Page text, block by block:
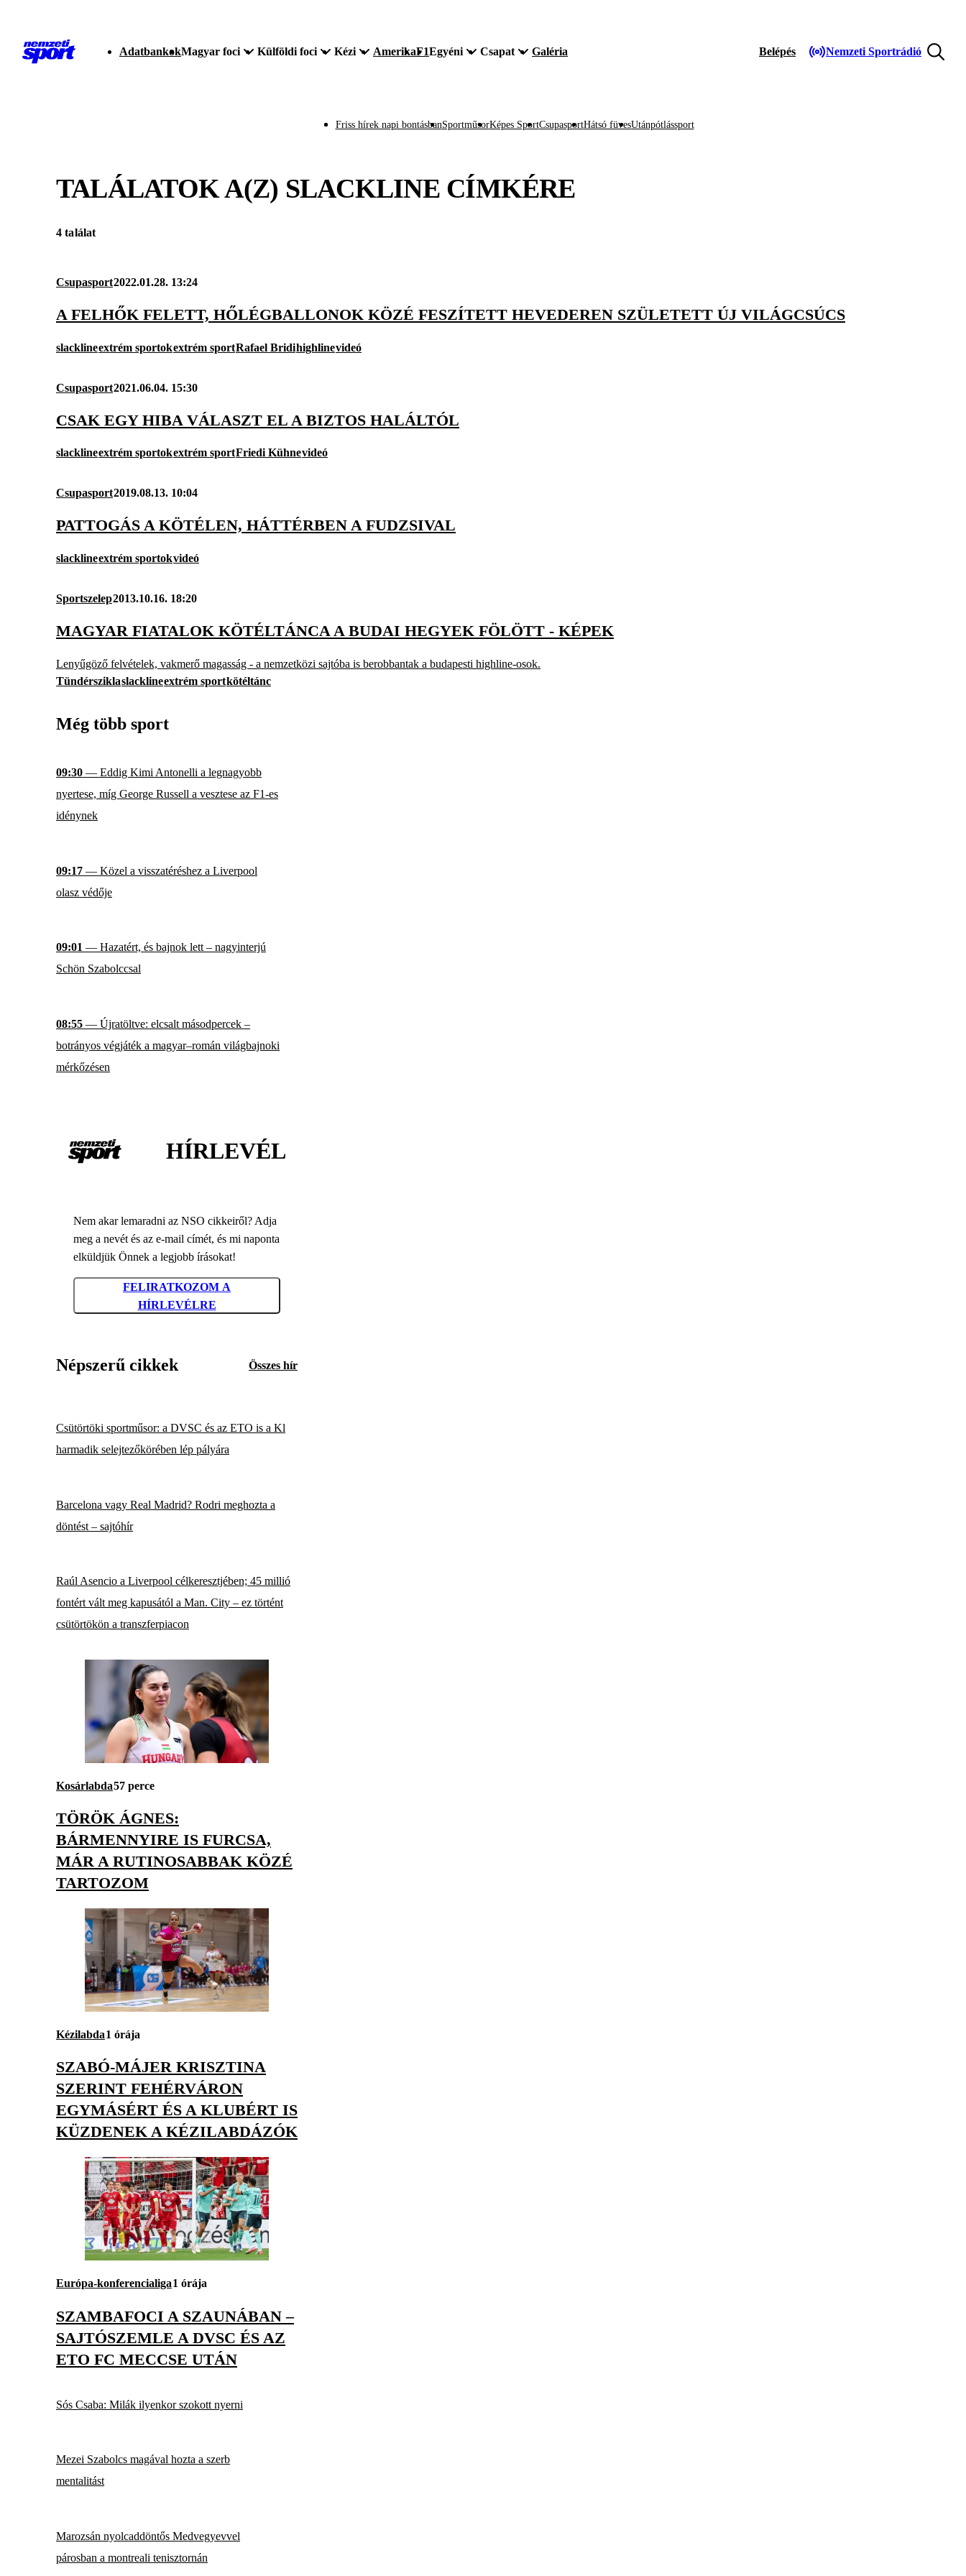
AdatbankokMagyar foci Külföldi foci Kézi AmerikaF1Egyéni Csapat Galéria Belépés Nemzeti Sportrádió
Friss hírek napi bontásbanSportműsorKépes SportCsupasportHátsó füvesUtánpótlássport
TALÁLATOK A(Z) SLACKLINECÍMKÉRE
4 találat
Csupasport2022.01.28. 13:24
A FELHŐK FELETT, HŐLÉGBALLONOK KÖZÉ FESZÍTETT HEVEDEREN SZÜLETETT ÚJ VILÁGCSÚCS
slacklineextrém sportokextrém sportRafael Bridihighlinevideó
Csupasport2021.06.04. 15:30
CSAK EGY HIBA VÁLASZT EL A BIZTOS HALÁLTÓL
slacklineextrém sportokextrém sportFriedi Kühnevideó
Csupasport2019.08.13. 10:04
PATTOGÁS A KÖTÉLEN, HÁTTÉRBEN A FUDZSIVAL
slacklineextrém sportokvideó
Sportszelep2013.10.16. 18:20
MAGYAR FIATALOK KÖTÉLTÁNCA A BUDAI HEGYEK FÖLÖTT - KÉPEK
Lenyűgöző felvételek, vakmerő magasság - a nemzetközi sajtóba is berobbantak a budapesti highline-osok.
Tündérsziklaslacklineextrém sportkötéltánc
Még több sport
09:30 — Eddig Kimi Antonelli a legnagyobb
nyertese, míg George Russell a vesztese az F1-es
idénynek
09:17 — Közel a visszatéréshez a Liverpool
olasz védője
09:01 — Hazatért, és bajnok lett – nagyinterjú
Schön Szabolccsal
08:55 — Újratöltve: elcsalt másodpercek –
botrányos végjáték a magyar–román világbajnoki
mérkőzésen
HÍRLEVÉL
Nem akar lemaradni az NSO cikkeiről? Adja
meg a nevét és az e-mail címét, és mi naponta
elküldjük Önnek a legjobb írásokat!
FELIRATKOZOM A
HÍRLEVÉLRE
Népszerű cikkek Összes hír
Csütörtöki sportműsor: a DVSC és az ETO is a Kl
harmadik selejtezőkörében lép pályára
Barcelona vagy Real Madrid? Rodri meghozta a
döntést – sajtóhír
Raúl Asencio a Liverpool célkeresztjében; 45 millió
fontért vált meg kapusától a Man. City – ez történt
csütörtökön a transzferpiacon
Kosárlabda57 perce
TÖRÖK ÁGNES:
BÁRMENNYIRE IS FURCSA,
MÁR A RUTINOSABBAK KÖZÉ
TARTOZOM
Kézilabda1 órája
SZABÓ-MÁJER KRISZTINA
SZERINT FEHÉRVÁRON
EGYMÁSÉRT ÉS A KLUBÉRT IS
KÜZDENEK A KÉZILABDÁZÓK
Európa-konferencialiga1 órája
SZAMBAFOCI A SZAUNÁBAN –
SAJTÓSZEMLE A DVSC ÉS AZ
ETO FC MECCSE UTÁN
Sós Csaba: Milák ilyenkor szokott nyerni
Mezei Szabolcs magával hozta a szerb
mentalitást
Marozsán nyolcaddöntős Medvegyevvel
párosban a montreali tenisztornán